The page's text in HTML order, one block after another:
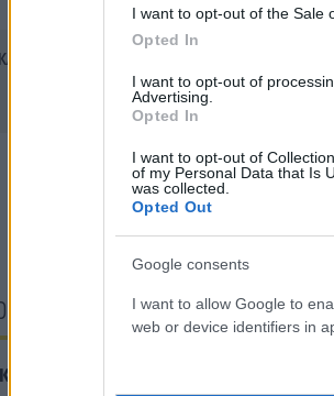
I want to opt-out of the Sale
Opted In
I want to opt-out of
Advertising.
Opted In
I want to opt-out of
of my Personal Data that Is
was collected.
Opted Out
Google consents
I want to allow Google to
web or device identifiers in
και δες περισσότερο